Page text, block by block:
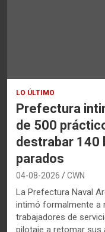
LO ÚLTIMO
Prefectura
de 500
destrabar 140
parados
04-08-2026 CWN
La Prefectura Naval
intimó formalmente a
trabajadores de
pilotaje a retomar sus